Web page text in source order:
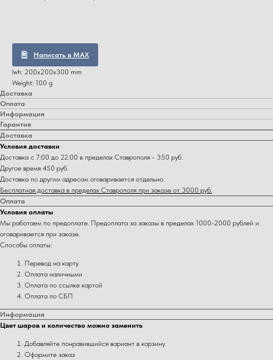
Написать в MAX
lwh: 200x200x300 mm
Weight: 100 g
Доставка
Оплата
Информация
Гарантия
Доставка
Условия доставки
Доставка с 7:00 до 22:00 в пределах Ставрополя - 350 руб.
Другое время 450 руб.
Доставка по другим адресам оговаривается отдельно.
Бесплатная доставка в пределах Ставрополя при заказе от 3000 руб.
Оплата
Условия оплаты
Мы работаем по предоплате. Предоплата за заказы в пределах 1000-2000 рублей и
оговаривается при заказе.
Способы оплаты:
Перевод на карту
Оплата наличными
Оплата по ссылке картой
Оплата по СБП
Информация
Цвет шаров и количество можно заменить
Добавляйте понравившийся вариант в корзину
Оформите заказ